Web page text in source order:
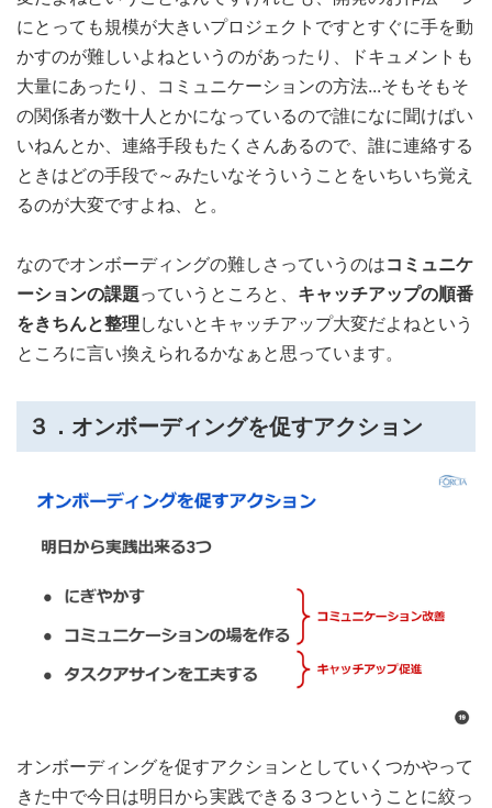
にとっても規模が大きいプロジェクトですとすぐに手を動
かすのが難しいよねというのがあったり、ドキュメントも
大量にあったり、コミュニケーションの方法...そもそもそ
の関係者が数十人とかになっているので誰になに聞けばい
いねんとか、連絡手段もたくさんあるので、誰に連絡する
ときはどの手段で～みたいなそういうことをいちいち覚え
るのが大変ですよね、と。
なのでオンボーディングの難しさっていうのはコミュニケ
ーションの課題っていうところと、 キャッチアップの順番
をきちんと整理 しないとキャッチアップ大変だよねという
ところに言い換えられるかなぁと思っています。
３．オンボーディングを促すアクション
オンボーディングを促すアクションとしていくつかやって
きた中で今日は明日から実践できる３つということに絞っ